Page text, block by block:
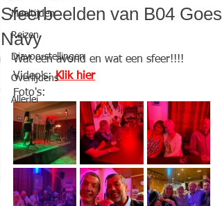
Maaltijden
Reizen
Diavoorstellingen
Overlijdens
Allerlei
Sfeerbeelden van B04 Goes
Navy
Wat een avond en wat een sfeer!!!!
Video's: Klik hier
Foto's: